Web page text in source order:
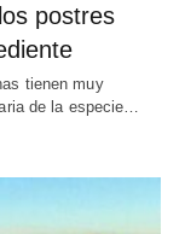
postres
tienen muy
de la especie…